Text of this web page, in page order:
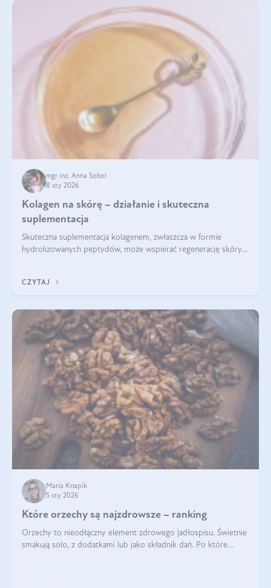
mgr inż. Anna Sobol
8 sty 2026
Kolagen na skórę – działanie i skuteczna
suplementacja
Skuteczna suplementacja kolagenem, zwłaszcza w formie
hydrolizowanych peptydów, może wspierać regenerację skóry i
CZYTAJ
Maria Knapik
5 sty 2026
Które orzechy są najzdrowsze – ranking
Orzechy to nieodłączny element zdrowego jadłospisu. Świetnie
smakują solo, z dodatkami lub jako składnik dań. Po które